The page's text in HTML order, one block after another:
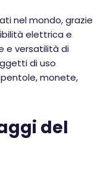
nel mondo, grazie
elettrica e
e versatilità di
di uso
monete,
del